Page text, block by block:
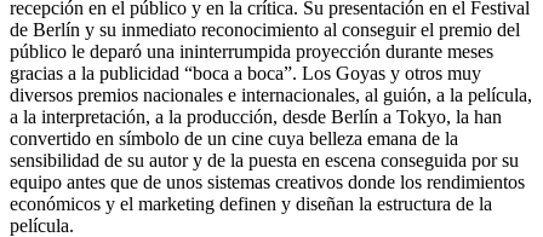
recepción en el público y en la crítica. Su presentación en el Festival
de Berlín y su inmediato reconocimiento al conseguir el premio del
público le deparó una ininterrumpida proyección durante meses
gracias a la publicidad “boca a boca”. Los Goyas y otros muy
diversos premios nacionales e internacionales, al guión, a la película,
a la interpretación, a la producción, desde Berlín a Tokyo, la han
convertido en símbolo de un cine cuya belleza emana de la
sensibilidad de su autor y de la puesta en escena conseguida por su
equipo antes que de unos sistemas creativos donde los rendimientos
económicos y el marketing definen y diseñan la estructura de la
película.